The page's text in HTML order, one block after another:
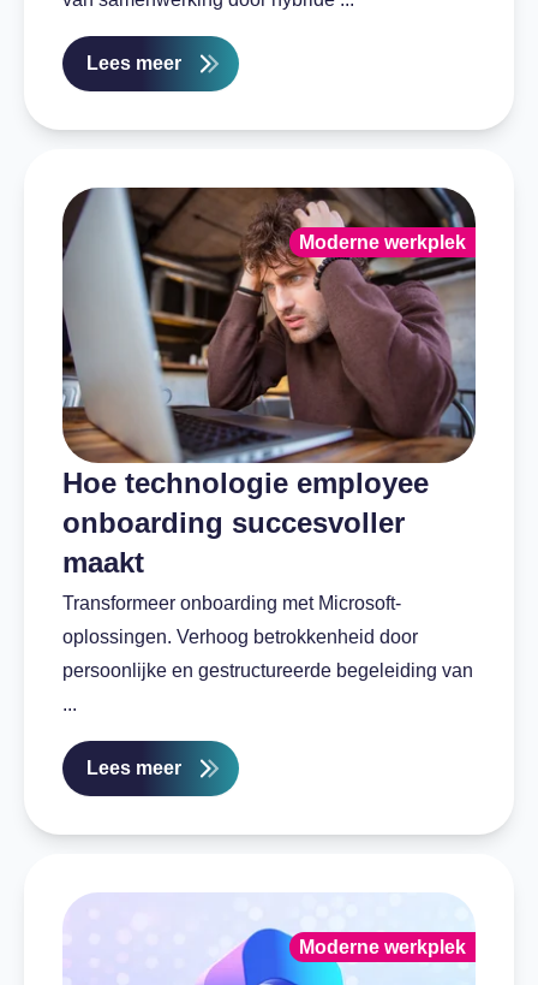
Lees meer
Hoe technologie employee
onboarding succesvoller
maakt
Transformeer onboarding met Microsoft-
oplossingen. Verhoog betrokkenheid door
persoonlijke en gestructureerde begeleiding van
...
Lees meer
Moderne werkplek
Moderne werkplek